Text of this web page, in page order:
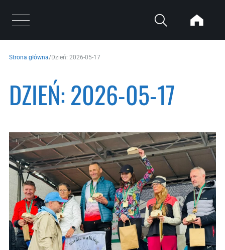
Otwórz menu
Strona główna/Dzień: 2026-05-17
DZIEŃ:2026-05-17